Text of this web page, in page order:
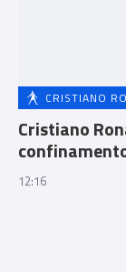
CRISTIANO
Cristiano
12:16